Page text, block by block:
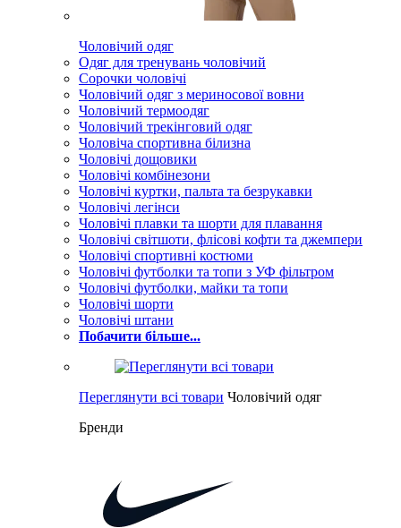
Чоловічий одяг
Одяг для тренувань чоловічий
Сорочки чоловічі
Чоловічий одяг з мериносової вовни
Чоловічий термоодяг
Чоловічий трекінговий одяг
Чоловіча спортивна білизна
Чоловічі дощовики
Чоловічі комбінезони
Чоловічі куртки, пальта та безрукавки
Чоловічі легінси
Чоловічі плавки та шорти для плавання
Чоловічі світшоти, флісові кофти та джемпери
Чоловічі спортивні костюми
Чоловічі футболки та топи з УФ фільтром
Чоловічі футболки, майки та топи
Чоловічі шорти
Чоловічі штани
Побачити більше...
Переглянути всі товари Чоловічий одяг
Бренди